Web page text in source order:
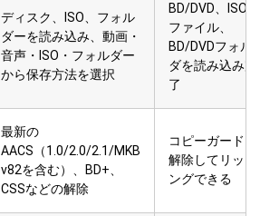
ディスク、ISO、フォル
ダーを読み込み、動画・
音声・ISO・フォルダー
から保存方法を選択
BD/DVD、ISO
ファイル、
BD/DVDフォル
ダを読み込み完
了
最新の
AACS（1.0/2.0/2.1/MKB
v82を含む）、BD+、
CSSなどの解除
コピーガードを
解除してリッピ
ングできる